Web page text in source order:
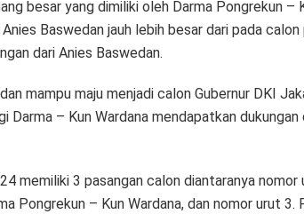
besar yang dimiliki oleh Darma Pongrekun –
Baswedan jauh lebih besar dari pada calon
dari Anies Baswedan.
mampu maju menjadi calon Gubernur DKI
Darma – Kun Wardana mendapatkan dukungan
memiliki 3 pasangan calon diantaranya nomor
Pongrekun – Kun Wardana, dan nomor urut 3.